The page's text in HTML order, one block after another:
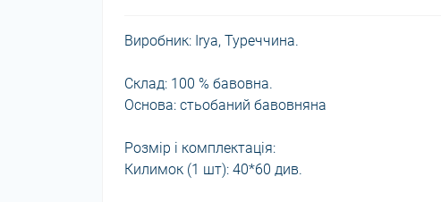
Виробник: Irya, Туреччина.
Склад: 100 % бавовна.
Основа: стьобаний бавовняна
Розмір і комплектація:
Килимок (1 шт): 40*60 див.